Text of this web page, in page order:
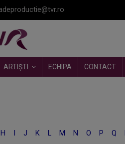
ARTIȘTI ECHIPA CONTACT
H J K L M N O P Q